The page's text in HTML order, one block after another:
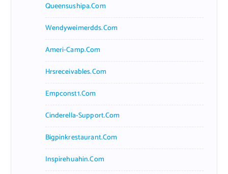
Queensushipa.com
Wendyweimerdds.com
Ameri-Camp.com
Hrsreceivables.com
Empconst1.com
Cinderella-Support.com
Bigpinkrestaurant.com
Inspirehuahin.com